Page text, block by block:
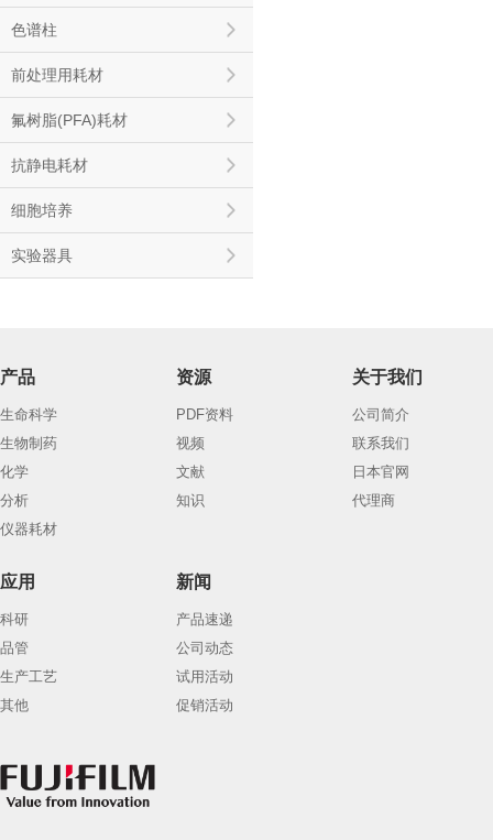
色谱柱
前处理用耗材
氟树脂(PFA)耗材
抗静电耗材
细胞培养
实验器具
产品
生命科学
生物制药
化学
分析
仪器耗材
资源
PDF资料
视频
文献
知识
关于我们
公司简介
联系我们
日本官网
代理商
应用
科研
品管
生产工艺
其他
新闻
产品速递
公司动态
试用活动
促销活动